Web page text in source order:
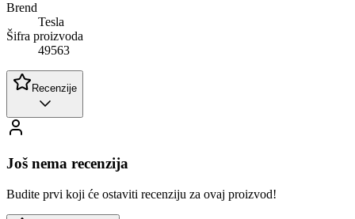
Brend
Tesla
Šifra proizvoda
49563
Recenzije
Još nema recenzija
Budite prvi koji će ostaviti recenziju za ovaj proizvod!